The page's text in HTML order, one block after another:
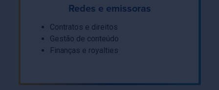
Redes e emissoras
Contratos e direitos
Gestão de conteúdo
Finanças e royalties